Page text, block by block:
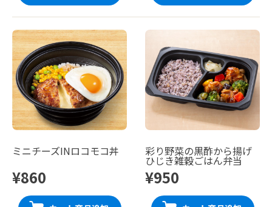
ミニチーズINロコモコ丼
¥860
彩り野菜の黒酢から揚げ
ひじき雑穀ごはん弁当
¥950